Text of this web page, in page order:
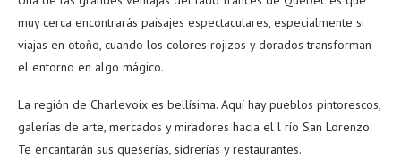
muy cerca encontrarás paisajes espectaculares, especialmente si
viajas en otoño, cuando los colores rojizos y dorados transforman
el entorno en algo mágico.
La región de Charlevoix es bellísima. Aquí hay pueblos pintorescos,
galerías de arte, mercados y miradores hacia el l río San Lorenzo.
Te encantarán sus queserías, sidrerías y restaurantes.